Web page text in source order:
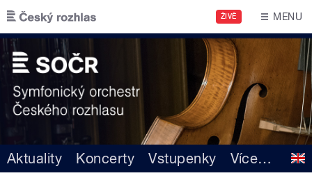
Přejít k hlavnímu obsahu
ŽIVĚ MENU
Aktuality Koncerty Vstupenky Více…